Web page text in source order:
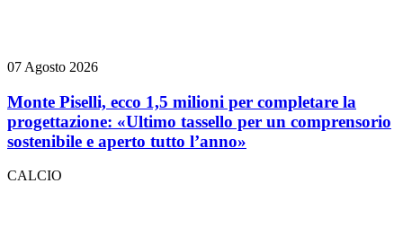
07 Agosto 2026
Monte Piselli, ecco 1,5 milioni per completare la
progettazione: «Ultimo tassello per un comprensorio
sostenibile e aperto tutto l’anno»
CALCIO